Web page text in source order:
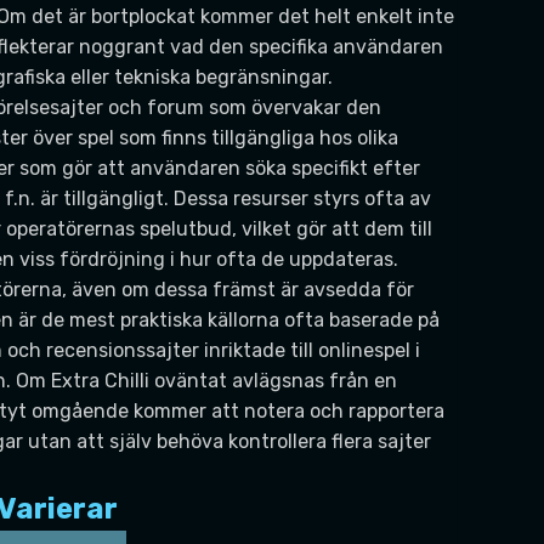
det är bortplockat kommer det helt enkelt inte
noggrant vad den specifika användaren
eller tekniska begränsningar.
och forum som övervakar den
över spel som finns tillgängliga hos olika
som gör att användaren söka specifikt efter
är tillgängligt. Dessa resurser styrs ofta av
spelutbud, vilket gör att dem till
viss fördröjning i hur ofta de uppdateras.
även om dessa främst är avsedda för
de mest praktiska källorna ofta baserade på
recensionssajter inriktade till onlinespel i
Om Extra Chilli oväntat avlägsnas från en
omgående kommer att notera och rapportera
utan att själv behöva kontrollera flera sajter